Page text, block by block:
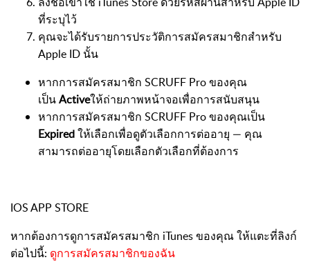
ที่ระบุไว้
คุณจะได้รับรายการประวัติการสมัครสมาชิกสำหรับ
Apple ID นั้น
หากการสมัครสมาชิก SCRUFF Pro ของคุณ
เป็นActiveให้ถ่ายภาพหน้าจอเพื่อการสนับสนุน
หากการสมัครสมาชิก SCRUFF Pro ของคุณเป็น
Expiredให้เลือกเพื่อดูตัวเลือกการต่ออายุ — คุณ
สามารถต่ออายุโดยเลือกตัวเลือกที่ต้องการ
IOS APP STORE
หากต้องการดูการสมัครสมาชิก iTunes ของคุณ ให้แตะที่ลิงก์
ต่อไปนี้: ดูการสมัครสมาชิกของฉัน